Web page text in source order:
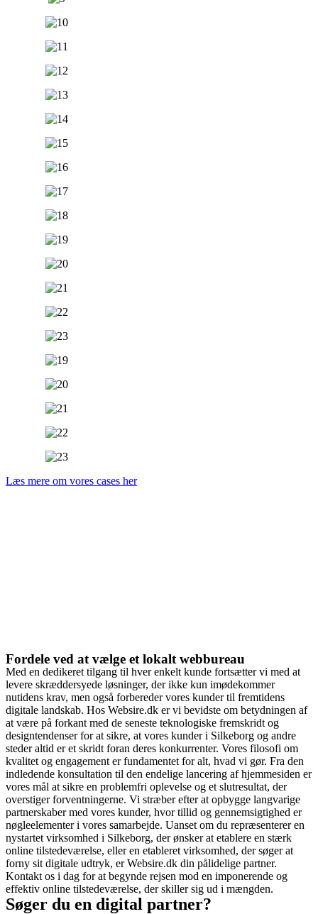
Læs mere om vores cases her
Fordele ved at vælge et lokalt webbureau
Med en dedikeret tilgang til hver enkelt kunde fortsætter vi med at
levere skræddersyede løsninger, der ikke kun imødekommer
nutidens krav, men også forbereder vores kunder til fremtidens
digitale landskab. Hos Websire.dk er vi bevidste om betydningen af
at være på forkant med de seneste teknologiske fremskridt og
designtendenser for at sikre, at vores kunder i Silkeborg og andre
steder altid er et skridt foran deres konkurrenter. Vores filosofi om
kvalitet og engagement er fundamentet for alt, hvad vi gør. Fra den
indledende konsultation til den endelige lancering af hjemmesiden er
vores mål at sikre en problemfri oplevelse og et slutresultat, der
overstiger forventningerne. Vi stræber efter at opbygge langvarige
partnerskaber med vores kunder, hvor tillid og gennemsigtighed er
nøgleelementer i vores samarbejde. Uanset om du repræsenterer en
nystartet virksomhed i Silkeborg, der ønsker at etablere en stærk
online tilstedeværelse, eller en etableret virksomhed, der søger at
forny sit digitale udtryk, er Websire.dk din pålidelige partner.
Kontakt os i dag for at begynde rejsen mod en imponerende og
effektiv online tilstedeværelse, der skiller sig ud i mængden.
Søger du en digital partner?